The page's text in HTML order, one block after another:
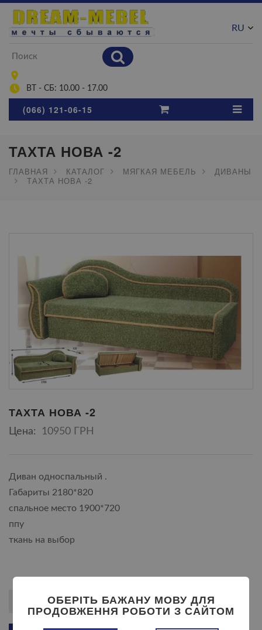
ВТ - СБ: 10.00 - 17.00
RU
(066) 121-06-15
ТАХТА НОВА -2
ГЛАВНАЯ КАТАЛОГ МЯГКАЯ МЕБЕЛЬ
ДИВАНЫ
ТАХТА НОВА -2
ТАХТА НОВА -2
Цена: 10950 ГРН
Диван односпальный .
Габариты 2180*820
спальное место 1900*720
ппу
ткань на выбор
ОБЕРІТЬ БАЖАНУ МОВУ ДЛЯ
ПРОДОВЖЕННЯ РОБОТИ З САЙТОМ